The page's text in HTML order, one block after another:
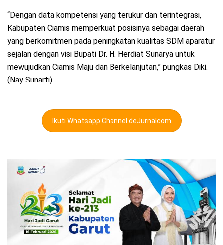
“Dengan data kompetensi yang terukur dan terintegrasi,
Kabupaten Ciamis memperkuat posisinya sebagai daerah
yang berkomitmen pada peningkatan kualitas SDM aparatur
sejalan dengan visi Bupati Dr. H. Herdiat Sunarya untuk
mewujudkan Ciamis Maju dan Berkelanjutan,” pungkas Diki.
(Nay Sunarti)
Ikuti Whatsapp Channel deJurnalcom